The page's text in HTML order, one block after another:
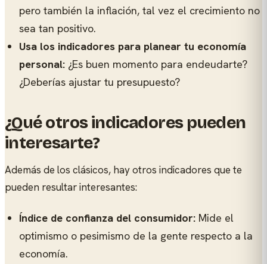
pero también la inflación, tal vez el crecimiento no
sea tan positivo.
Usa los indicadores para planear tu economía
personal: ¿Es buen momento para endeudarte?
¿Deberías ajustar tu presupuesto?
¿Qué otros indicadores pueden
interesarte?
Además de los clásicos, hay otros indicadores que te
pueden resultar interesantes:
Índice de confianza del consumidor: Mide el
optimismo o pesimismo de la gente respecto a la
economía.